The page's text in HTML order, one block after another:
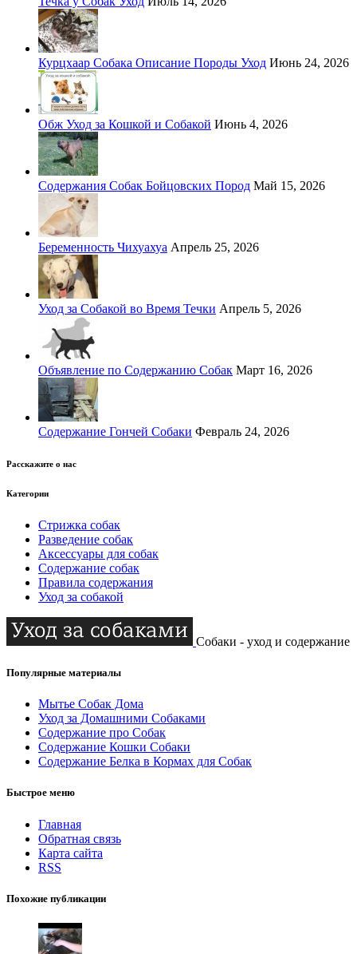
Курцхаар Собака Описание Породы Уход Июнь 24, 2026
Обж Уход за Кошкой и Собакой Июнь 4, 2026
Содержания Собак Бойцовских Пород Май 15, 2026
Беременность Чихуахуа Апрель 25, 2026
Уход за Собакой во Время Течки Апрель 5, 2026
Объявление по Содержанию Собак Март 16, 2026
Содержание Гончей Собаки Февраль 24, 2026
Расскажите о нас
Категории
Стрижка собак
Разведение собак
Аксессуары для собак
Содержание собак
Правила содержания
Уход за собакой
Собаки - уход и содержание
Популярные материалы
Мытье Собак Дома
Уход за Домашними Собаками
Содержание про Собак
Содержание Кошки Собаки
Содержание Белка в Кормах для Собак
Быстрое меню
Главная
Обратная связь
Карта сайта
RSS
Похожие публикации